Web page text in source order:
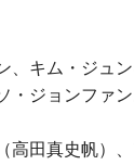
キム・ジュン
ジョンファン
高田真史帆）